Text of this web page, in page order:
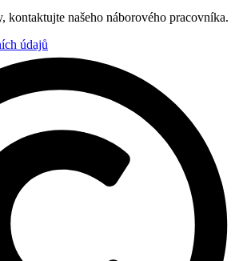
kontaktujte našeho náborového pracovníka.
údajů